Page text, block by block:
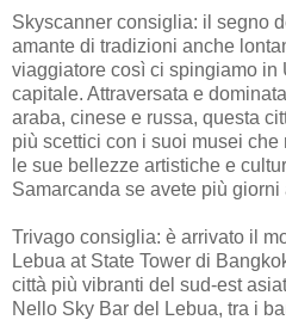
Skyscanner consiglia: il segno
amante di tradizioni anche
viaggiatore così ci spingiamo in
capitale. Attraversata e
araba, cinese e russa, questa
più scettici con i suoi musei
le sue bellezze artistiche e
Samarcanda se avete più
Trivago consiglia: è arrivato il
Lebua at State Tower di
città più vibranti del sud-est
Nello Sky Bar del Lebua, tra i